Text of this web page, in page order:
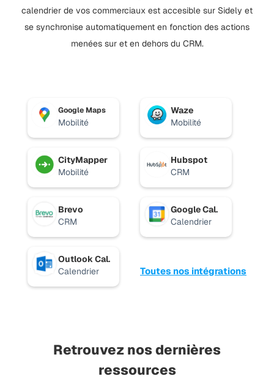
calendrier de vos commerciaux est accesible sur Sidely et
se synchronise automatiquement en fonction des actions
menées sur et en dehors du CRM.
Google Maps
Mobilité
Waze
Mobilité
CityMapper
Mobilité
Hubspot
CRM
Brevo
CRM
Google Cal.
Calendrier
Outlook Cal.
Calendrier
Toutes nos intégrations
Retrouvez nos dernières
ressources